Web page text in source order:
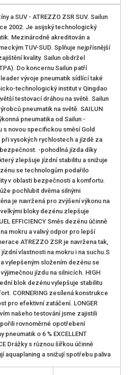
a SUV - ATREZZO ZSR SUV. Sailun
2002. Je asijský technologický
Mezinárodně akreditován a
TUV-SUD. Splňuje nejpřísnější
kvality. Sailun obdržel
Do koncernu Sailun patří
vývoje pneumatik sídlící také
technologický institut v Qingdao
testovací dráhou na světě. Sailun
pneumatik na světě. SAILUN
pneumatika od Sailun -
novou specifickou směsí Gold
vysokých rychlostech a jízdě za
-pohodlná jízda díky
zlepšuje jízdní stabilitu a snižuje
se technologům podařilo
v oblasti bezpečnosti a komfortu.
pochlubit dvěma silnými
je navržená pro zvýšení výkonu na
bloky dezénu zlepšuje
EFFICIENCY Směs dezénu účinně
mokru a valivý odpor pro lepší
ATREZZO ZSR je navržena tak,
vlastnosti na mokru i na suchu.S
vylepšeným složením dezénu se
jízdu na silnicích. HIGH
blok dezénu vylepšuje stabilitu
CORNERING zesílená konstrukce
pro efektivní zatáčení. LONGER
našeho testování jsme zajistili
rovnoměrné opotřebení
o 6 % EXCELLENT
Drážky s různou šířkou účinně
aquaplaning a snižují spotřebu paliva